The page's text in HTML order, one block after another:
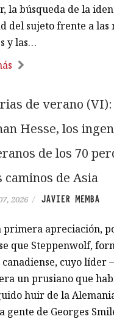
la búsqueda de la
del sujeto frente a las
y las…
de verano (VI):
Hesse, los
de los 70
caminos de Asia
2026 / JAVIER MEMBA
primera apreciación,
que Steppenwolf,
cuyo líder
un prusiano que
huir de la
gente de Georges